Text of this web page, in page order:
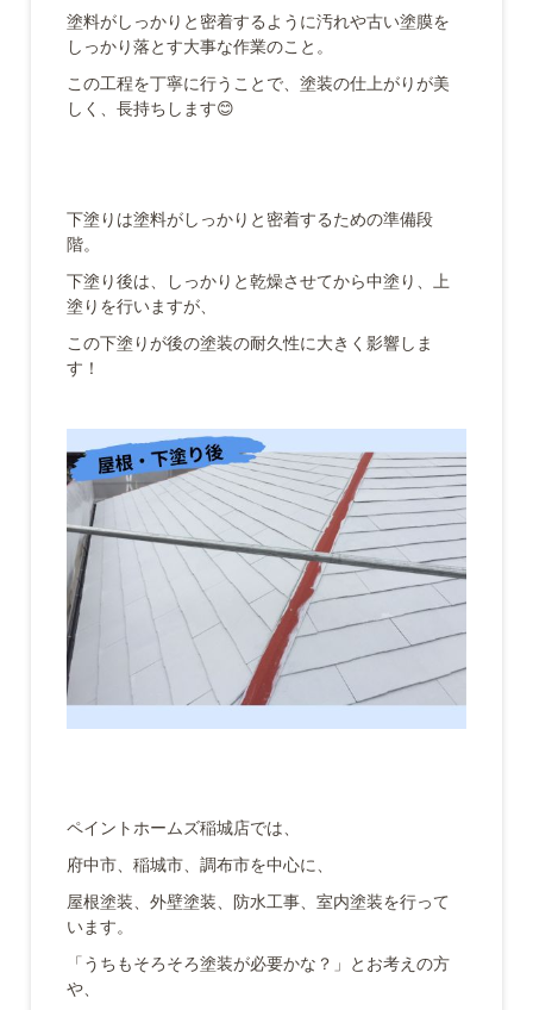
塗料がしっかりと密着するように汚れや古い塗膜を
しっかり落とす大事な作業のこと。
この工程を丁寧に行うことで、塗装の仕上がりが美
しく、長持ちします😊
下塗りは塗料がしっかりと密着するための準備段
階。
下塗り後は、しっかりと乾燥させてから中塗り、上
塗りを行いますが、
この下塗りが後の塗装の耐久性に大きく影響しま
す！
ペイントホームズ稲城店では、
府中市、稲城市、調布市を中心に、
屋根塗装、外壁塗装、防水工事、室内塗装を行って
います。
「うちもそろそろ塗装が必要かな？」とお考えの方
や、